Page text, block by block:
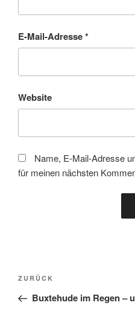
E-Mail-Adresse*
Website
Name, E-Mail-Adresse
für meinen nächsten
Beitragsnavigation
Vorheriger
Beitrag
ZURÜCK
Buxtehude im Regen –